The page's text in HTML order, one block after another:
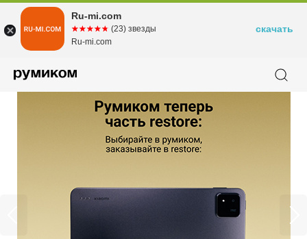
Ru-mi.com
☆☆☆☆☆
★★★★★ (23) звезды
Ru-mi.com
скачать